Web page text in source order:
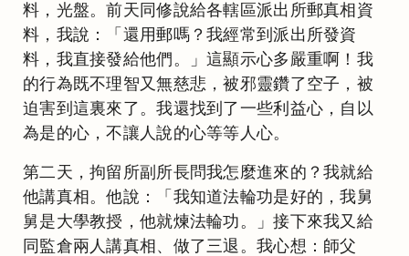
料，光盤。前天同修說給各轄區派出所郵真相資
料，我說：「還用郵嗎？我經常到派出所發資
料，我直接發給他們。」這顯示心多嚴重啊！我
的行為既不理智又無慈悲，被邪靈鑽了空子，被
迫害到這裏來了。我還找到了一些利益心，自以
為是的心，不讓人說的心等等人心。
第二天，拘留所副所長問我怎麼進來的？我就給
他講真相。他說：「我知道法輪功是好的，我舅
舅是大學教授，他就煉法輪功。」接下來我又給
同監倉兩人講真相、做了三退。我心想：師父